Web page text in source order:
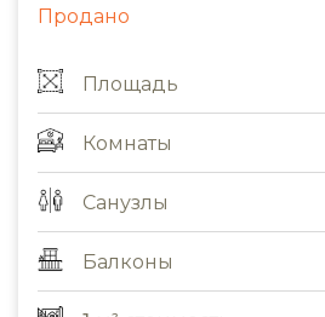
Продано
Площадь
Комнаты
Санузлы
Балконы